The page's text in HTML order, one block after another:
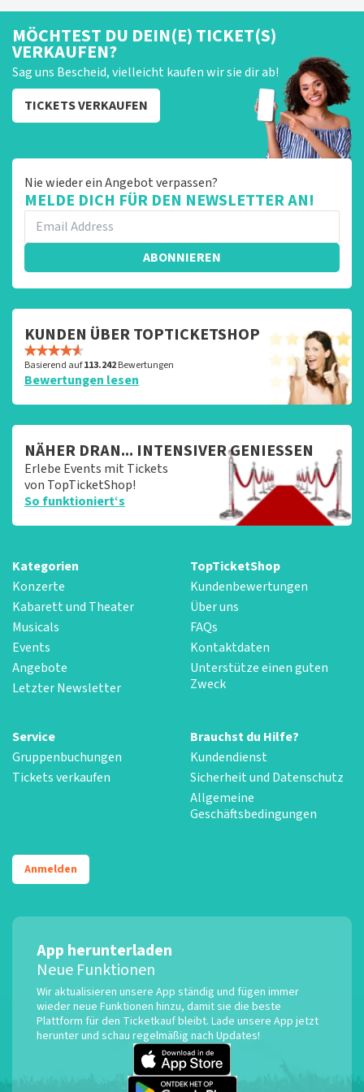
MÖCHTEST DU DEIN(E) TICKET(S)
VERKAUFEN?
Sag uns Bescheid, vielleicht kaufen wir sie dir ab!
TICKETS VERKAUFEN
Nie wieder ein Angebot verpassen?
MELDE DICH FÜR DEN NEWSLETTER AN!
ABONNIEREN
KUNDEN ÜBER TOPTICKETSHOP
Basierend auf113.242Bewertungen
Bewertungen lesen
NÄHER DRAN... INTENSIVER GENIESSEN
Erlebe Events mit Tickets
von TopTicketShop!
So funktioniert‘s
Kategorien
Konzerte
Kabarett und Theater
Musicals
Events
Angebote
Letzter Newsletter
TopTicketShop
Kundenbewertungen
Über uns
FAQs
Kontaktdaten
Unterstütze einen guten
Zweck
Service
Gruppenbuchungen
Tickets verkaufen
Brauchst du Hilfe?
Kundendienst
Sicherheit und Datenschutz
Allgemeine
Geschäftsbedingungen
Anmelden
App herunterladen
Neue Funktionen
Wir aktualisieren unsere App ständig und fügen immer
wieder neue Funktionen hinzu, damit sie die beste
Plattform für den Ticketkauf bleibt. Lade unsere App jetzt
herunter und schau regelmäßig nach Updates!